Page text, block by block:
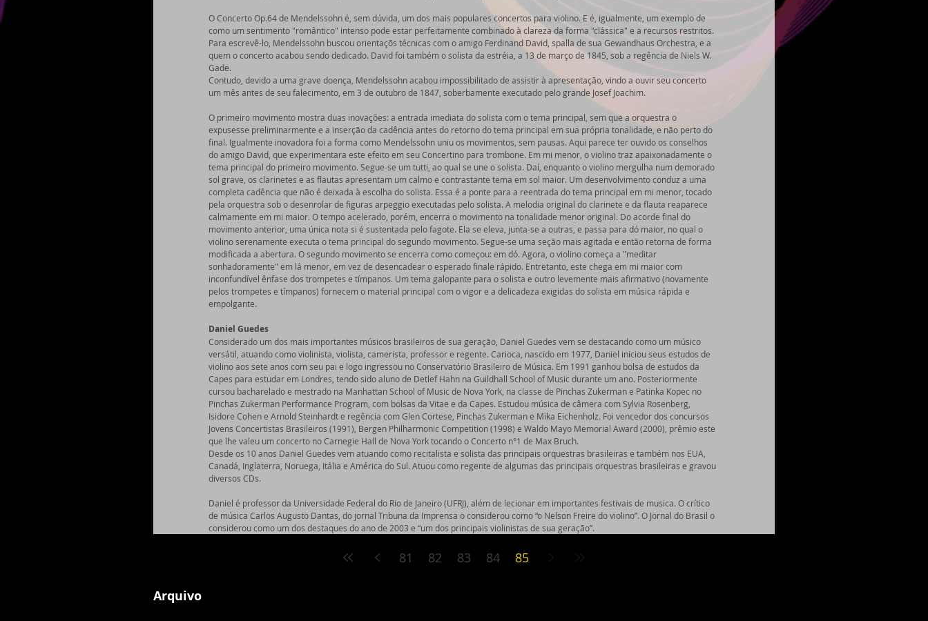
O Concerto Op.64 de Mendelssohn é, sem dúvida, um dos mais populares concertos para violino. E é, igualmente, um exemplo de
como um sentimento "romântico" intenso pode estar perfeitamente combinado à clareza da forma "clássica" e a recursos restritos.
Para escrevê-lo, Mendelssohn buscou orientaçõs técnicas com o amigo Ferdinand David, spalla de sua Gewandhaus Orchestra, e a
quem o concerto acabou sendo dedicado. David foi também o solista da estréia, a 13 de março de 1845, sob a regência de Niels W.
Gade.
Contudo, devido a uma grave doença, Mendelssohn acabou impossibilitado de assistir à apresentação, vindo a ouvir seu concerto
um mês antes de seu falecimento, em 3 de outubro de 1847, soberbamente executado pelo grande Josef Joachim.
O primeiro movimento mostra duas inovações: a entrada imediata do solista com o tema principal, sem que a orquestra o
expusesse preliminarmente e a inserção da cadência antes do retorno do tema principal em sua própria tonalidade, e não perto do
final. Igualmente inovadora foi a forma como Mendelssohn uniu os movimentos, sem pausas. Aqui parece ter ouvido os conselhos
do amigo David, que experimentara este efeito em seu Concertino para trombone. Em mi menor, o violino traz apaixonadamente o
tema principal do primeiro movimento. Segue-se um tutti, ao qual se une o solista. Daí, enquanto o violino mergulha num demorado
sol grave, os clarinetes e as flautas apresentam um calmo e contrastante tema em sol maior. Um desenvolvimento conduz a uma
completa cadência que não é deixada à escolha do solista. Essa é a ponte para a reentrada do tema principal em mi menor, tocado
pela orquestra sob o desenrolar de figuras arpeggio executadas pelo solista. A melodia original do clarinete e da flauta reaparece
calmamente em mi maior. O tempo acelerado, porém, encerra o movimento na tonalidade menor original. Do acorde final do
movimento anterior, uma única nota si é sustentada pelo fagote. Ela se eleva, junta-se a outras, e passa para dó maior, no qual o
violino serenamente executa o tema principal do segundo movimento. Segue-se uma seção mais agitada e então retorna de forma
modificada a abertura. O segundo movimento se encerra como começou: em dó. Agora, o violino começa a "meditar
sonhadoramente" em lá menor, em vez de desencadear o esperado finale rápido. Entretanto, este chega em mi maior com
inconfundível ênfase dos trompetes e tímpanos. Um tema galopante para o solista e outro levemente mais afirmativo (novamente
pelos trompetes e tímpanos) fornecem o material principal com o vigor e a delicadeza exigidas do solista em música rápida e
empolgante.
Daniel Guedes
Considerado um dos mais importantes músicos brasileiros de sua geração, Daniel Guedes vem se destacando como um músico
versátil, atuando como violinista, violista, camerista, professor e regente. Carioca, nascido em 1977, Daniel iniciou seus estudos de
violino aos sete anos com seu pai e logo ingressou no Conservatório Brasileiro de Música. Em 1991 ganhou bolsa de estudos da
Capes para estudar em Londres, tendo sido aluno de Detlef Hahn na Guildhall School of Music durante um ano. Posteriormente
cursou bacharelado e mestrado na Manhattan School of Music de Nova York, na classe de Pinchas Zukerman e Patinka Kopec no
Pinchas Zukerman Performance Program, com bolsas da Vitae e da Capes. Estudou música de câmera com Sylvia Rosenberg,
Isidore Cohen e Arnold Steinhardt e regência com Glen Cortese, Pinchas Zukerman e Mika Eichenholz. Foi vencedor dos concursos
Jovens Concertistas Brasileiros (1991), Bergen Philharmonic Competition (1998) e Waldo Mayo Memorial Award (2000), prêmio este
que lhe valeu um concerto no Carnegie Hall de Nova York tocando o Concerto n°1 de Max Bruch.
Desde os 10 anos Daniel Guedes vem atuando como recitalista e solista das principais orquestras brasileiras e também nos EUA,
Canadá, Inglaterra, Noruega, Itália e América do Sul. Atuou como regente de algumas das principais orquestras brasileiras e gravou
diversos CDs.
Daniel é professor da Universidade Federal do Rio de Janeiro (UFRJ), além de lecionar em importantes festivais de musica. O crítico
de música Carlos Augusto Dantas, do jornal Tribuna da Imprensa o considerou como “o Nelson Freire do violino”. O Jornal do Brasil o
considerou como um dos destaques do ano de 2003 e “um dos principais violinistas de sua geração”.
81 82 83 84 85
Arquivo